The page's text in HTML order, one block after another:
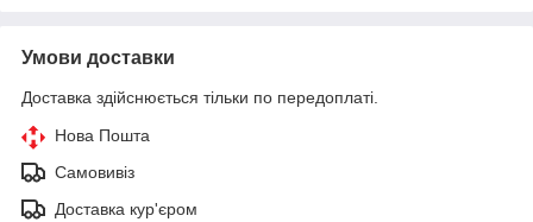
Умови доставки
Доставка здійснюється тільки по передоплаті.
Нова Пошта
Самовивіз
Доставка кур'єром